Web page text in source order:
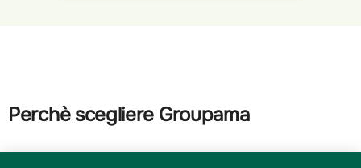
Perchè scegliere Groupama